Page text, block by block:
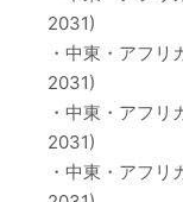
2031)
・中東・アフ
2031)
・中東・アフ
2031)
・中東・アフ